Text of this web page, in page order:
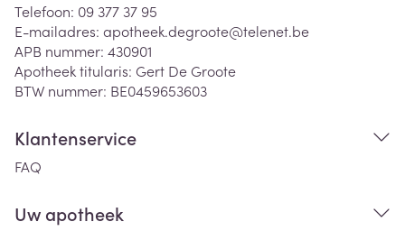
Telefoon: 09 377 37 95
E-mailadres: apotheek.degroote@telenet.be
APB nummer: 430901
Apotheek titularis: Gert De Groote
BTW nummer: BE0459653603
Klantenservice
FAQ
Uw apotheek